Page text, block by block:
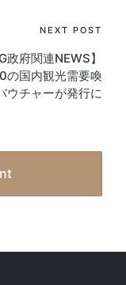
NEXT POST
政府関連NEWS】
の国内観光需要喚
ウチャーが発行に